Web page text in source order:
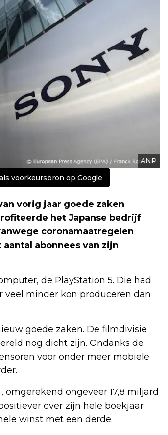
ANP
voorkeursbron op Google
vorig jaar goede zaken
het Japanse bedrijf
coronamaatregelen
abonnees van zijn
de PlayStation 5. Die had
veel minder kon produceren dan
goede zaken. De filmdivisie
nog dicht zijn. Ondanks de
voor onder meer mobiele
ongeveer 17,8 miljard
over zijn hele boekjaar.
winst met een derde.